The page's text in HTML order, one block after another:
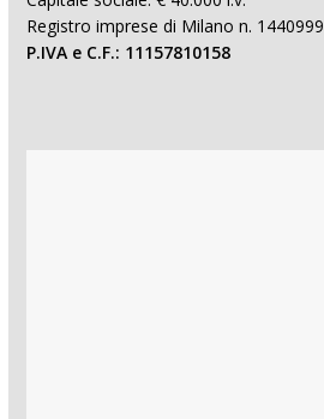
Registro imprese di Milano n. 1440999
P.IVA e C.F.: 11157810158